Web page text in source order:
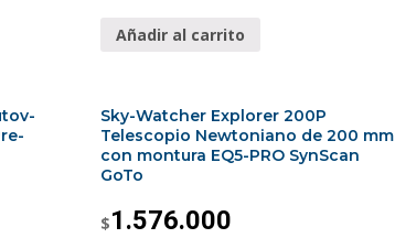
Añadir al carrito
Sky-Watcher Explorer 200P
Telescopio Newtoniano de 200 mm
con montura EQ5-PRO SynScan
GoTo
$1.576.000